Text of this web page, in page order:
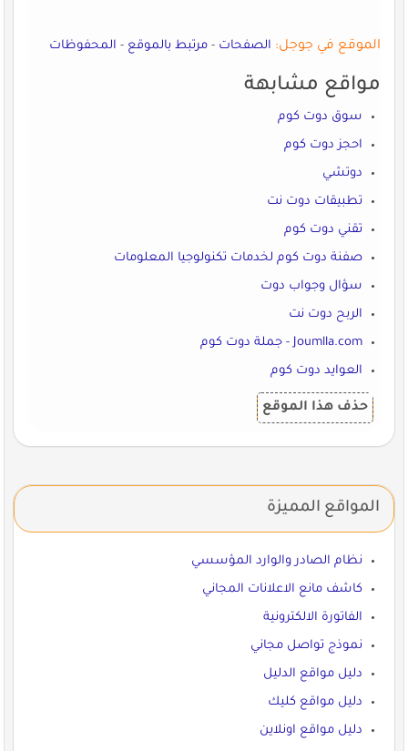
الموقع في جوجل: الصفحات-مرتبط بالموقع-المحفوظات
مواقع مشابهة
سوق دوت كوم
احجز دوت كوم
دوتشي
تطبيقات دوت نت
تقني دوت كوم
صفنة دوت كوم لخدمات تكنولوجيا المعلومات
سؤال وجواب دوت
الربح دوت نت
Joumlla.com - جملة دوت كوم
العوايد دوت كوم
حذف هذا الموقع
المواقع المميزة
نظام الصادر والوارد المؤسسي
كاشف مانع الاعلانات المجاني
الفاتورة الالكترونية
نموذج تواصل مجاني
دليل مواقع الدليل
دليل مواقع كليك
دليل مواقع اونلاين